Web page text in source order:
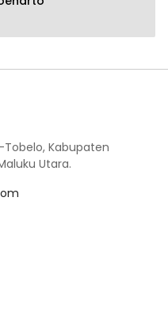
Kabupaten
Utara.